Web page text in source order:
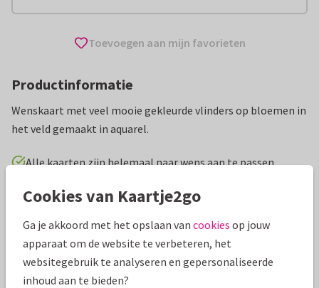
Toevoegen aan mijn favorieten
Productinformatie
Wenskaart met veel mooie gekleurde vlinders op bloemen in
het veld gemaakt in aquarel.
Alle kaarten zijn helemaal naar wens aan te passen
Wenskaarten Geertje Burgers
Specificaties bij deze kaart
Papiersoort: Kies uit 6 luxe papiersoorten
Cookies van Kaartje2go
Ga je akkoord met het opslaan van cookies op jouw
apparaat om de website te verbeteren, het
websitegebruik te analyseren en gepersonaliseerde
inhoud aan te bieden?